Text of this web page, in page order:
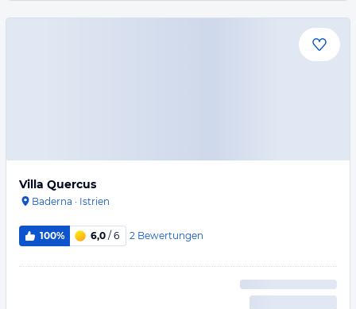
Villa Quercus
Baderna · Istrien
100% 6,0 / 6 2 Bewertungen